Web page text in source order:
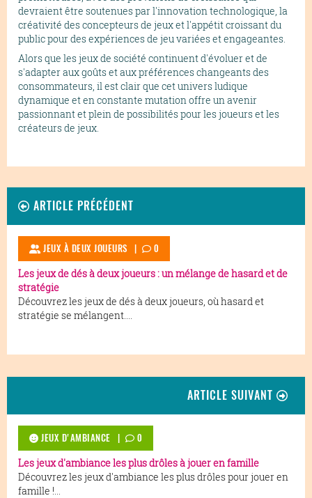
devraient être soutenues par l'innovation technologique, la
créativité des concepteurs de jeux et l'appétit croissant du
public pour des expériences de jeu variées et engageantes.
Alors que les jeux de société continuent d'évoluer et de
s'adapter aux goûts et aux préférences changeants des
consommateurs, il est clair que cet univers ludique
dynamique et en constante mutation offre un avenir
passionnant et plein de possibilités pour les joueurs et les
créateurs de jeux.
ARTICLE PRÉCÉDENT
JEUX À DEUX JOUEURS | 0
Les jeux de dés à deux joueurs : un mélange de hasard et de
stratégie
Découvrez les jeux de dés à deux joueurs, où hasard et
stratégie se mélangent....
ARTICLE SUIVANT
JEUX D'AMBIANCE | 0
Les jeux d'ambiance les plus drôles à jouer en famille
Découvrez les jeux d'ambiance les plus drôles pour jouer en
famille !...